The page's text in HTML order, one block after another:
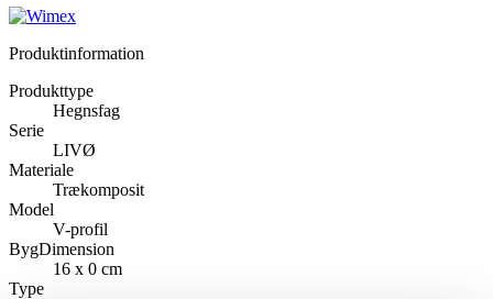
Produktinformation
Produkttype
Hegnsfag
Serie
LIVØ
Materiale
Trækomposit
Model
V-profil
BygDimension
16 x 0 cm
Type